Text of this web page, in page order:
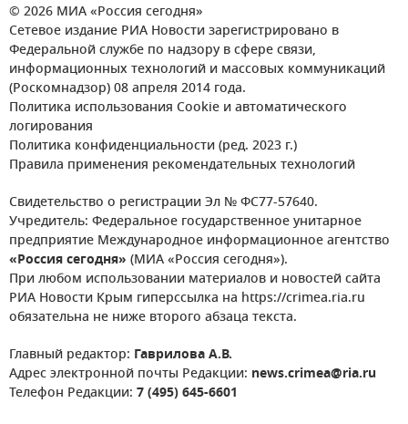
© 2026 МИА «Россия сегодня»
Сетевое издание РИА Новости зарегистрировано в
Федеральной службе по надзору в сфере связи,
информационных технологий и массовых коммуникаций
(Роскомнадзор) 08 апреля 2014 года.
Политика использования Cookie и автоматического
логирования
Политика конфиденциальности (ред. 2023 г.)
Правила применения рекомендательных технологий
Свидетельство о регистрации Эл № ФС77-57640.
Учредитель: Федеральное государственное унитарное
предприятие Международное информационное агентство
«Россия сегодня» (МИА «Россия сегодня»).
При любом использовании материалов и новостей сайта
РИА Новости Крым гиперссылка на https://crimea.ria.ru
обязательна не ниже второго абзаца текста.
Главный редактор: Гаврилова А.В.
Адрес электронной почты Редакции: news.crimea@ria.ru
Телефон Редакции: 7 (495) 645-6601